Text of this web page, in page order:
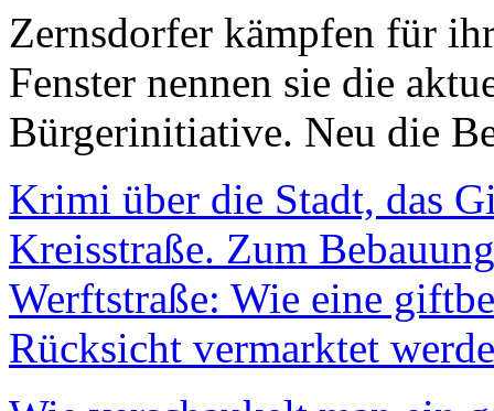
Zernsdorfer kämpfen für
Fenster nennen sie die
Bürgerinitiative. Neu die
Krimi über die Stadt, das
Kreisstraße. Zum
Werftstraße: Wie eine
Rücksicht vermarktet